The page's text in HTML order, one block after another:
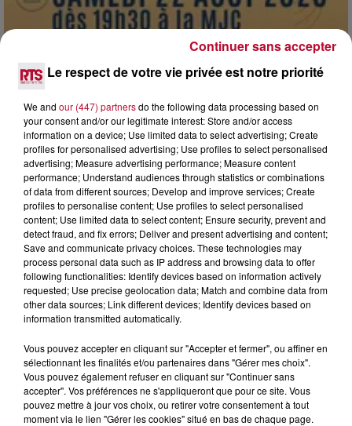
7 août 2026
DINER CONCERT À LA MJC DE MARSEILLAN
6 août 2026
NÎMES : « LE RÊVE DU GLADIATEUR » INVESTIT
LES ARÈNES CES 3...
Le respect de votre vie privée est notre priorité
We and our (447) partnersdo the following data processing based on
your consent and/or our legitimate interest: Store and/or access
information on a device; Use limited data to select advertising; Create
profiles for personalised advertising; Use profiles to select personalised
advertising; Measure advertising performance; Measure content
performance; Understand audiences through statistics or combinations
of data from different sources; Develop and improve services; Create
profiles to personalise content; Use profiles to select personalised
content; Use limited data to select content; Ensure security, prevent and
detect fraud, and fix errors; Deliver and present advertising and content;
Save and communicate privacy choices. These technologies may
process personal data such as IP address and browsing data to offer
following functionalities: Identify devices based on information actively
requested; Use precise geolocation data; Match and combine data from
other data sources; Link different devices; Identify devices based on
information transmitted automatically.
Vous pouvez accepter en cliquant sur "Accepter et fermer", ou affiner en
sélectionnant les finalités et/ou partenaires dans "Gérer mes choix".
Vous pouvez également refuser en cliquant sur "Continuer sans
accepter". Vos préférences ne s'appliqueront que pour ce site. Vous
pouvez mettre à jour vos choix, ou retirer votre consentement à tout
moment via le lien "Gérer les cookies" situé en bas de chaque page.
Continuer sans accepter